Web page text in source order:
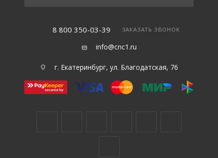
8 800 350-03-39 ЗАКАЗАТЬ ЗВОНОК
info@cnc1.ru
г. Екатеринбург, ул. Благодатская, 76